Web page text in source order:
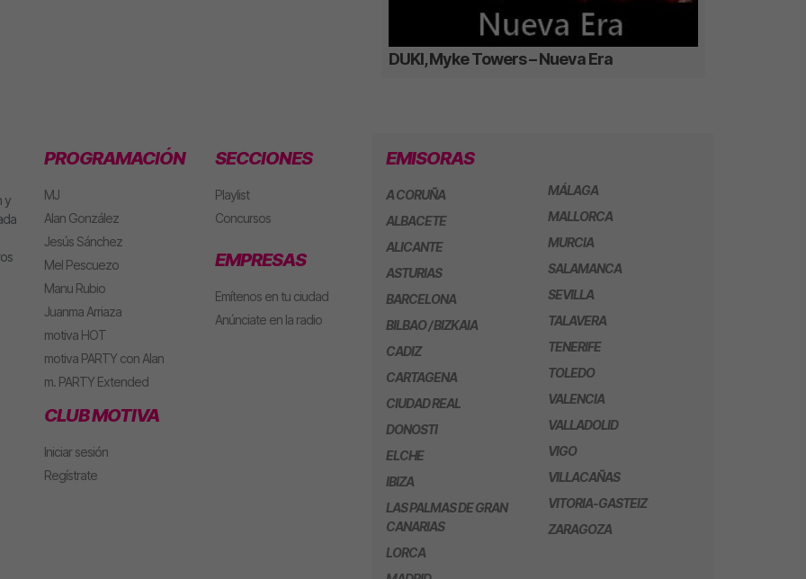
DUKI, Myke Towers – Nueva Era
y
PROGRAMACIÓN
MJ
Alan González
Jesús Sánchez
Mel Pescuezo
Manu Rubio
Juanma Arriaza
motiva HOT
motiva PARTY con Alan
m. PARTY Extended
CLUB MOTIVA
Iniciar sesión
Regístrate
SECCIONES
Playlist
Concursos
EMPRESAS
Emítenos en tu ciudad
Anúnciate en la radio
EMISORAS
A CORUÑA
ALBACETE
ALICANTE
ASTURIAS
BARCELONA
BILBAO / BIZKAIA
CADIZ
CARTAGENA
CIUDAD REAL
DONOSTI
ELCHE
IBIZA
LAS PALMAS DE GRAN
CANARIAS
LORCA
MÁLAGA
MALLORCA
MURCIA
SALAMANCA
SEVILLA
TALAVERA
TENERIFE
TOLEDO
VALENCIA
VALLADOLID
VIGO
VILLACAÑAS
VITORIA-GASTEIZ
ZARAGOZA